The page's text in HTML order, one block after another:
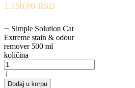
1.150,00 RSD
Simple Solution Cat
Extreme stain & odour
remover 500 ml
količina
Dodaj u korpu